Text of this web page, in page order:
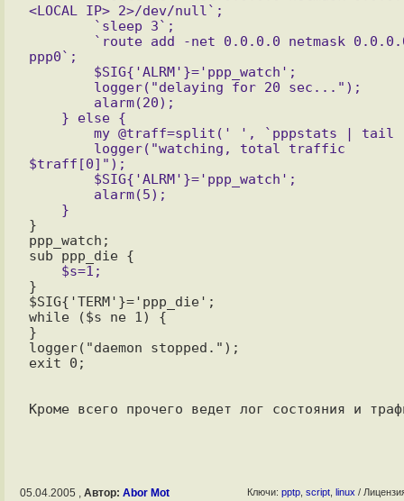
<LOCAL IP> 2>/dev/null`;
ppp0`;
$traff[0]");
}
ppp_watch;
}
$SIG{'TERM'}='ppp_die';
while ($s ne 1) {
}
logger("daemon stopped.");
exit 0;
05.04.2005 , Автор: Abor Mot Ключи: pptp script linux /